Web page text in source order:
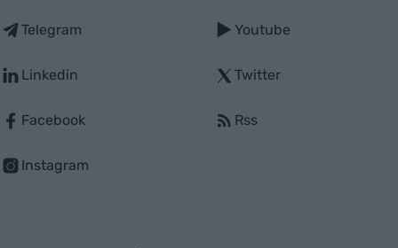
Telegram
Linkedin
Facebook
Instagram
Youtube
Twitter
Rss